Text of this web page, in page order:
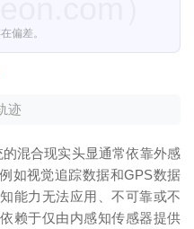
偏差。
迹
的混合现实头显通常依靠外感
如视觉追踪数据和GPS数据
能力无法应用、不可靠或不
赖于仅由内感知传感器提供
）